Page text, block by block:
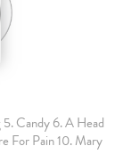
Candy 6. A Head
For Pain 10. Mary